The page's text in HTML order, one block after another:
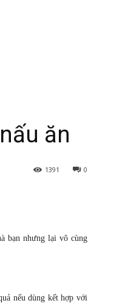
ăn
0
1391
bạn nhưng lại vô cùng
nếu dùng kết hợp với